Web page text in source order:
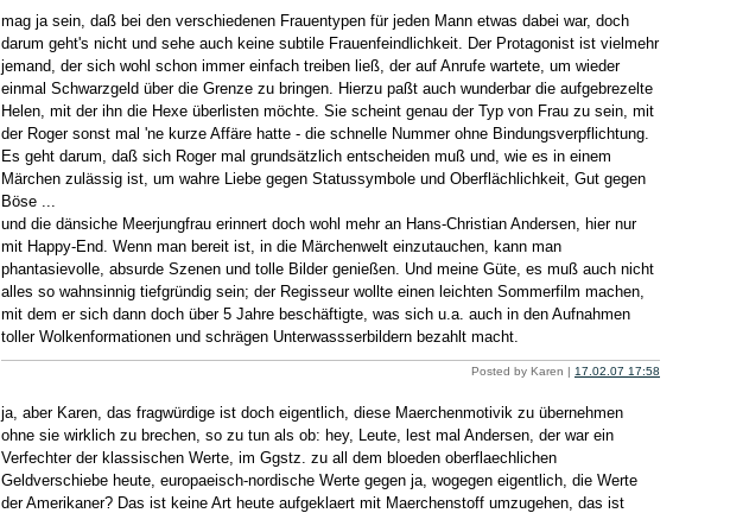
mag ja sein, daß bei den verschiedenen Frauentypen für jeden Mann etwas dabei war, doch
darum geht's nicht und sehe auch keine subtile Frauenfeindlichkeit. Der Protagonist ist vielmehr
jemand, der sich wohl schon immer einfach treiben ließ, der auf Anrufe wartete, um wieder
einmal Schwarzgeld über die Grenze zu bringen. Hierzu paßt auch wunderbar die aufgebrezelte
Helen, mit der ihn die Hexe überlisten möchte. Sie scheint genau der Typ von Frau zu sein, mit
der Roger sonst mal 'ne kurze Affäre hatte - die schnelle Nummer ohne Bindungsverpflichtung.
Es geht darum, daß sich Roger mal grundsätzlich entscheiden muß und, wie es in einem
Märchen zulässig ist, um wahre Liebe gegen Statussymbole und Oberflächlichkeit, Gut gegen
Böse ...
und die dänsiche Meerjungfrau erinnert doch wohl mehr an Hans-Christian Andersen, hier nur
mit Happy-End. Wenn man bereit ist, in die Märchenwelt einzutauchen, kann man
phantasievolle, absurde Szenen und tolle Bilder genießen. Und meine Güte, es muß auch nicht
alles so wahnsinnig tiefgründig sein; der Regisseur wollte einen leichten Sommerfilm machen,
mit dem er sich dann doch über 5 Jahre beschäftigte, was sich u.a. auch in den Aufnahmen
toller Wolkenformationen und schrägen Unterwassserbildern bezahlt macht.
Posted by Karen | 17.02.07 17:58
ja, aber Karen, das fragwürdige ist doch eigentlich, diese Maerchenmotivik zu übernehmen
ohne sie wirklich zu brechen, so zu tun als ob: hey, Leute, lest mal Andersen, der war ein
Verfechter der klassischen Werte, im Ggstz. zu all dem bloeden oberflaechlichen
Geldverschiebe heute, europaeisch-nordische Werte gegen ja, wogegen eigentlich, die Werte
der Amerikaner? Das ist keine Art heute aufgeklaert mit Maerchenstoff umzugehen, das ist